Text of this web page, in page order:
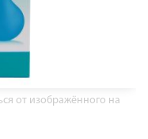
от изображённого на